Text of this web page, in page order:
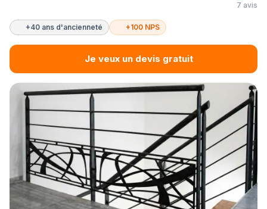
7 avis
+40 ans d'ancienneté +100 NPS
Je veux un devis gratuit